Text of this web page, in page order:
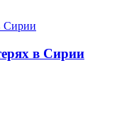
в Сирии